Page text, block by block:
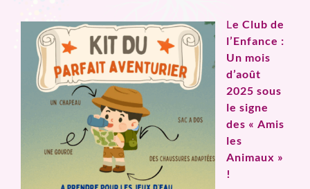
Le Club de
l’Enfance :
Un mois
d’août
2025 sous
le signe
des « Amis
les
Animaux »
!